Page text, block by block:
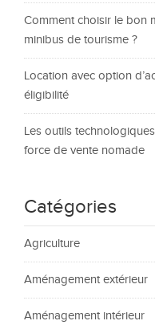
Comment choisir le bon
minibus de tourisme ?
Location avec option
éligibilité
Les outils
force de vente nomade
Catégories
Agriculture
Aménagement extérieur
Aménagement intérieur